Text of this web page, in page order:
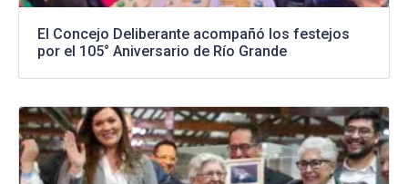
El Concejo Deliberante acompañó los festejos
por el 105° Aniversario de Río Grande